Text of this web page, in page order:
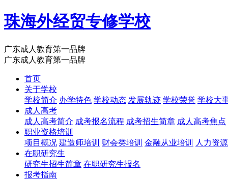
珠海外经贸专修学校
广东成人教育第一品牌
广东成人教育第一品牌
首页
关于学校
学校简介 办学特色 学校动态 发展轨迹 学校荣誉 学校大
成人高考
成人高考简介 成考报名流程 成考招生简章 成人高考焦点
职业资格培训
项目概况 建造师培训 财会类培训 金融从业培训
人力资
在职研究生
研究生招生简章 在职研究生报名
报考指南